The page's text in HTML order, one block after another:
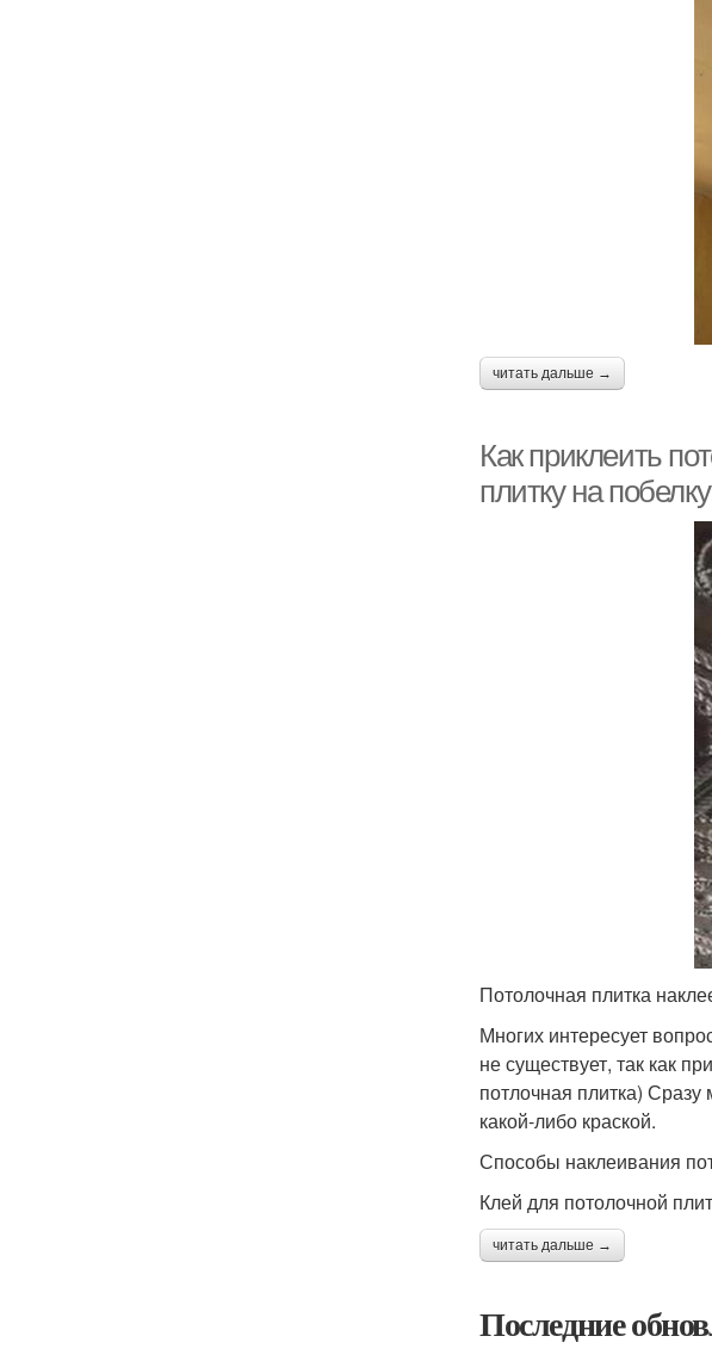
читать дальше →
Как приклеить
плитку на
Потолочная плитка
Многих интересует
не существует, так как
потлочная плитка)
какой-либо краской.
Способы наклеивания
Клей для потолочной
читать дальше →
Последние